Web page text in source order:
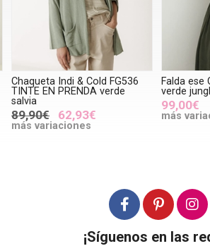
Chaqueta Indi & Cold FG536
TINTE EN PRENDA verde
salvia
89,90€ 62,93€
más variaciones
Falda ese
verde
99,00€
más
¡Síguenos en las